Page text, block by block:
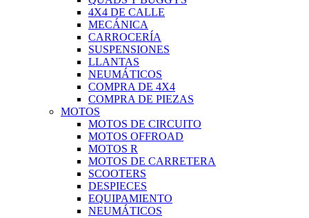
4X4 DE CALLE
MECÁNICA
CARROCERÍA
SUSPENSIONES
LLANTAS
NEUMÁTICOS
COMPRA DE 4X4
COMPRA DE PIEZAS
MOTOS
MOTOS DE CIRCUITO
MOTOS OFFROAD
MOTOS R
MOTOS DE CARRETERA
SCOOTERS
DESPIECES
EQUIPAMIENTO
NEUMÁTICOS